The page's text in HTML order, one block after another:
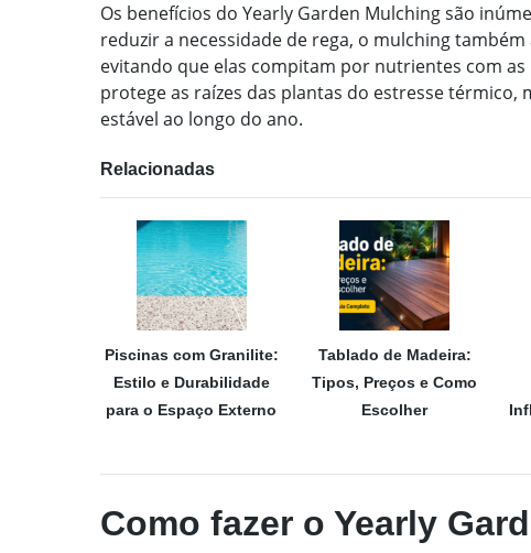
Os benefícios do Yearly Garden Mulching são
reduzir a necessidade de rega, o mulching
evitando que elas compitam por nutrientes com
protege as raízes das plantas do estresse
estável ao longo do ano.
Relacionadas
Piscinas com Granilite:
Estilo e Durabilidade
para o Espaço Externo
Tablado de Madeira:
Tipos, Preços e Como
Escolher
Como fazer o Yearly